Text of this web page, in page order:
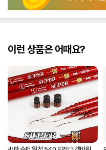
이런 상품은 어때요?